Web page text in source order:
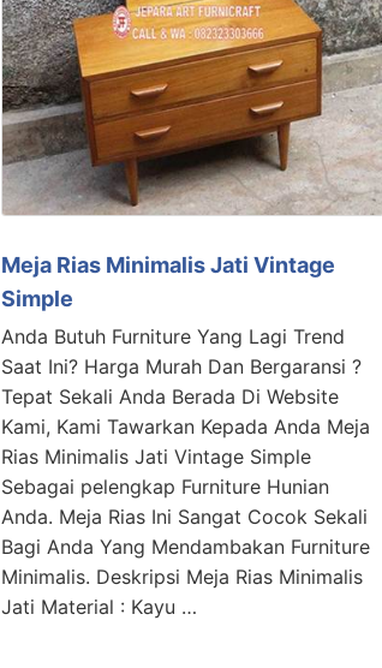
Meja Rias Minimalis Jati Vintage
Simple
Anda Butuh Furniture Yang Lagi Trend
Saat Ini? Harga Murah Dan Bergaransi ?
Tepat Sekali Anda Berada Di Website
Kami, Kami Tawarkan Kepada Anda Meja
Rias Minimalis Jati Vintage Simple
Sebagai pelengkap Furniture Hunian
Anda. Meja Rias Ini Sangat Cocok Sekali
Bagi Anda Yang Mendambakan Furniture
Minimalis. Deskripsi Meja Rias Minimalis
Jati Material : Kayu …